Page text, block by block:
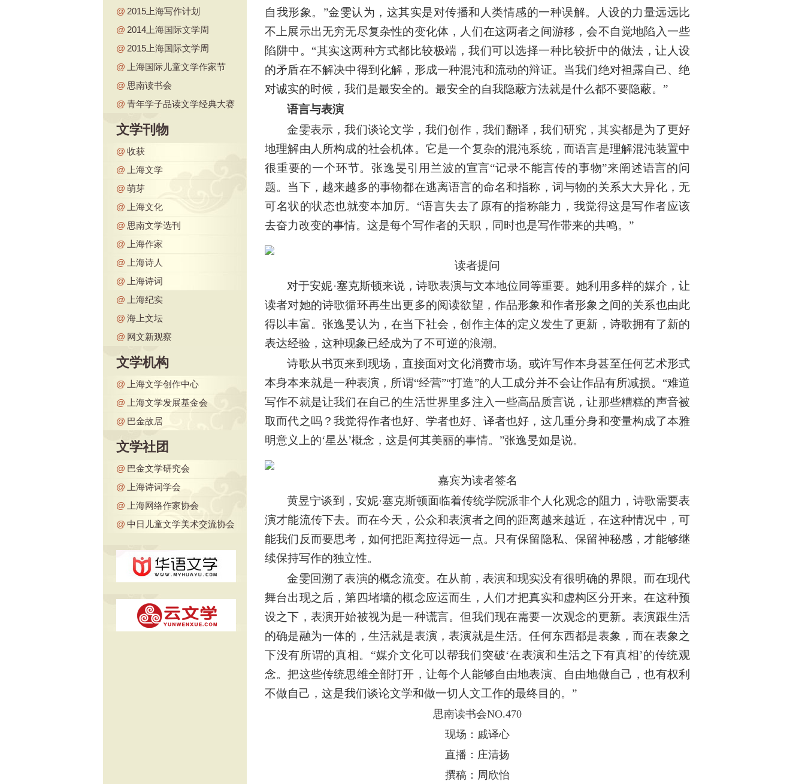
@ 2015上海写作计划
@ 2014上海国际文学周
@ 2015上海国际文学周
@
上海国际儿童文学作家节
@ 思南读书会
@ 青年学子品读文学经典大赛
文学刊物
@ 收获
@
上海文学
@ 萌芽
@
上海文化
@ 思南文学选刊
@
上海作家
@
上海诗人
@
上海诗词
@
上海纪实
@ 海上文坛
@ 网文新观察
文学机构
@
上海文学创作中心
@
上海文学发展基金会
@ 巴金故居
文学社团
@ 巴金文学研究会
@
上海诗词学会
@
上海网络作家协会
@ 中日儿童文学美术交流协会
自我形象。”金雯认为，这其实是对传播和人类情感的一种误解。人设的力量远远比
不上展示出无穷无尽复杂性的变化体，人们在这两者之间游移，会不自觉地陷入一些
陷阱中。“其实这两种方式都比较极端，我们可以选择一种比较折中的做法，让人设
的矛盾在不解决中得到化解，形成一种混沌和流动的辩证。当我们绝对袒露自己、绝
对诚实的时候，我们是最安全的。最安全的自我隐蔽方法就是什么都不要隐蔽。”
语言与表演
金雯表示，我们谈论文学，我们创作，我们翻译，我们研究，其实都是为了更好
地理解由人所构成的社会机体。它是一个复杂的混沌系统，而语言是理解混沌装置中
很重要的一个环节。张逸旻引用兰波的宣言“记录不能言传的事物”来阐述语言的问
题。当下，越来越多的事物都在逃离语言的命名和指称，词与物的关系大大异化，无
可名状的状态也就变本加厉。“语言失去了原有的指称能力，我觉得这是写作者应该
去奋力改变的事情。这是每个写作者的天职，同时也是写作带来的共鸣。”
读者提问
对于安妮·塞克斯顿来说，诗歌表演与文本地位同等重要。她利用多样的媒介，让
读者对她的诗歌循环再生出更多的阅读欲望，作品形象和作者形象之间的关系也由此
得以丰富。张逸旻认为，在当下社会，创作主体的定义发生了更新，诗歌拥有了新的
表达经验，这种现象已经成为了不可逆的浪潮。
诗歌从书页来到现场，直接面对文化消费市场。或许写作本身甚至任何艺术形式
本身本来就是一种表演，所谓“经营”“打造”的人工成分并不会让作品有所减损。“难道
写作不就是让我们在自己的生活世界里多注入一些高品质言说，让那些糟糕的声音被
取而代之吗？我觉得作者也好、学者也好、译者也好，这几重分身和变量构成了本雅
明意义上的‘星丛’概念，这是何其美丽的事情。”张逸旻如是说。
嘉宾为读者签名
黄昱宁谈到，安妮·塞克斯顿面临着传统学院派非个人化观念的阻力，诗歌需要表
演才能流传下去。而在今天，公众和表演者之间的距离越来越近，在这种情况中，可
能我们反而要思考，如何把距离拉得远一点。只有保留隐私、保留神秘感，才能够继
续保持写作的独立性。
金雯回溯了表演的概念流变。在从前，表演和现实没有很明确的界限。而在现代
舞台出现之后，第四堵墙的概念应运而生，人们才把真实和虚构区分开来。在这种预
设之下，表演开始被视为是一种谎言。但我们现在需要一次观念的更新。表演跟生活
的确是融为一体的，生活就是表演，表演就是生活。任何东西都是表象，而在表象之
下没有所谓的真相。“媒介文化可以帮我们突破‘在表演和生活之下有真相’的传统观
念。把这些传统思维全部打开，让每个人能够自由地表演、自由地做自己，也有权利
不做自己，这是我们谈论文学和做一切人文工作的最终目的。”
思南读书会NO.470
现场：戚译心
直播：庄清扬
撰稿：周欣怡